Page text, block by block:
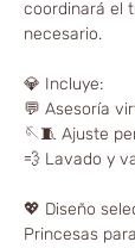
coordinará el
necesario.
💎 Incluye:
💬 Asesoría
🪡🧵 Ajuste
💨 Lavado y
💖 Diseño
Princesas